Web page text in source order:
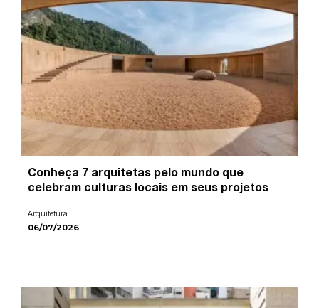
Conheça 7 arquitetas pelo mundo que
celebram culturas locais em seus projetos
Arquitetura
06/07/2026